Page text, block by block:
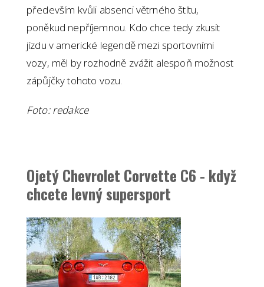
především kvůli absenci větrného štítu,
poněkud nepříjemnou. Kdo chce tedy zkusit
jízdu v americké legendě mezi sportovními
vozy, měl by rozhodně zvážit alespoň možnost
zápůjčky tohoto vozu.
Foto: redakce
Ojetý Chevrolet Corvette C6 - když
chcete levný supersport